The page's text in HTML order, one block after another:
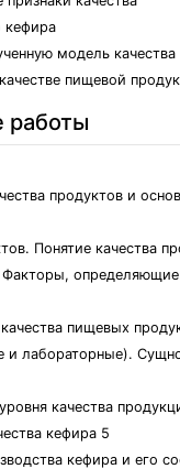
кефира
модель
пищевой
работы
продуктов и
Понятие качества
Факторы,
пищевых
и лабораторные).
качества
кефира 5
кефира и его